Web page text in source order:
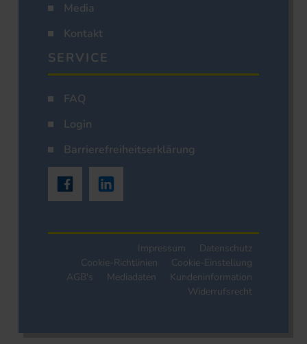
Media
Kontakt
SERVICE
FAQ
Login
Barrierefreiheitserklärung
Impressum
Datenschutz
Cookie-Richtlinien
Cookie-Einstellung
AGB's
Mediadaten
Kundeninformation
Widerrufsrecht